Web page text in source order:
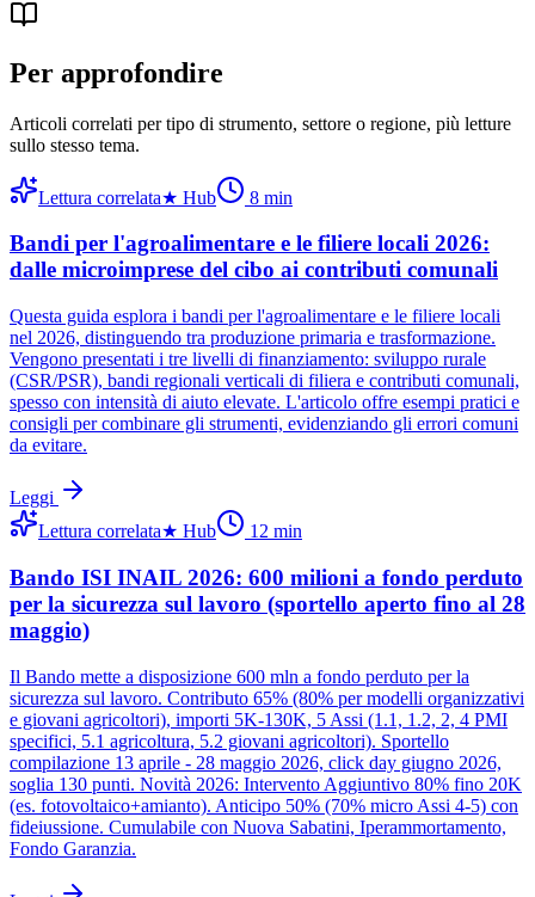
Per approfondire
Articoli correlati per tipo di strumento, settore o regione, più letture
sullo stesso tema.
Lettura correlata★ Hub 8 min
Bandi per l'agroalimentare e le filiere locali 2026:
dalle microimprese del cibo ai contributi comunali
Questa guida esplora i bandi per l'agroalimentare e le filiere locali
nel 2026, distinguendo tra produzione primaria e trasformazione.
Vengono presentati i tre livelli di finanziamento: sviluppo rurale
(CSR/PSR), bandi regionali verticali di filiera e contributi comunali,
spesso con intensità di aiuto elevate. L'articolo offre esempi pratici e
consigli per combinare gli strumenti, evidenziando gli errori comuni
da evitare.
Leggi
Lettura correlata★ Hub 12 min
Bando ISI INAIL 2026: 600 milioni a fondo perduto
per la sicurezza sul lavoro (sportello aperto fino al 28
maggio)
Il Bando mette a disposizione 600 mln a fondo perduto per la
sicurezza sul lavoro. Contributo 65% (80% per modelli organizzativi
e giovani agricoltori), importi 5K-130K, 5 Assi (1.1, 1.2, 2, 4 PMI
specifici, 5.1 agricoltura, 5.2 giovani agricoltori). Sportello
compilazione 13 aprile - 28 maggio 2026, click day giugno 2026,
soglia 130 punti. Novità 2026: Intervento Aggiuntivo 80% fino 20K
(es. fotovoltaico+amianto). Anticipo 50% (70% micro Assi 4-5) con
fideiussione. Cumulabile con Nuova Sabatini, Iperammortamento,
Fondo Garanzia.